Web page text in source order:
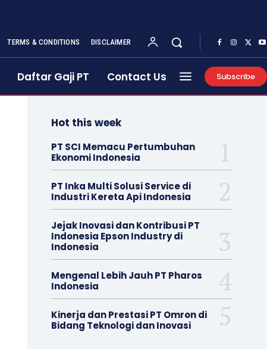
TERMS & CONDITIONS DISCLAIMER
Daftar Gaji PT Contact Us Subscribe
Hot this week
PT SCI Memacu Pertumbuhan
Ekonomi Indonesia
PT Inka Multi Solusi Service di
Industri Kereta Api Indonesia
Jejak Inovasi dan Kontribusi PT
Indonesia Epson Industry di
Indonesia
Mengenal Lebih Jauh PT Pharos
Indonesia
Kinerja dan Prestasi PT Omron di
Bidang Teknologi dan Inovasi